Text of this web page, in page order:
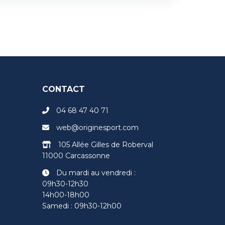
CONTACT
04 68 47 40 71
web@originesport.com
105 Allée Gilles de Roberval
11000 Carcassonne
Du mardi au vendredi :
09h30-12h30
14h00-18h00
Samedi : 09h30-12h00